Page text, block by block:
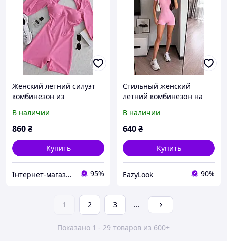
Женский летний силуэт
комбинезон из
съемными чашками
размеры XS-XL
В наличии
860₴
Купить
Інтернет-магазин одягу та взуття KedON 95%
Стильный женский
летний комбинезон на
Турция 40-42, 44-46, 46-48
В наличии
640₴
Купить
EazyLook 90%
1 2 3 ...
Показано 1 - 29 товаров из 600+